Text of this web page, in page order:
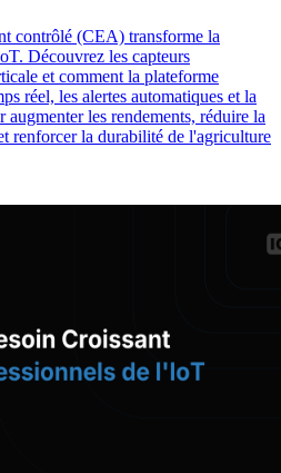
contrôlé (CEA) transforme la
Découvrez les capteurs
et comment la plateforme
réel, les alertes automatiques et la
augmenter les rendements, réduire la
renforcer la durabilité de l'agriculture